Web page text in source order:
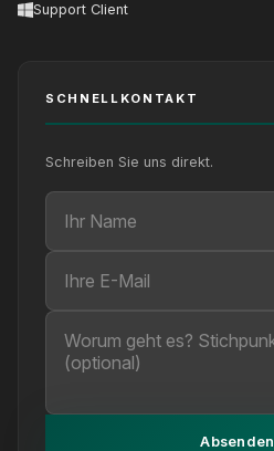
Support Client
SCHNELLKONTAKT
Schreiben Sie uns direkt.
Ihr Name
Ihre E-Mail
Ihre Nachricht (optional)
Absenden